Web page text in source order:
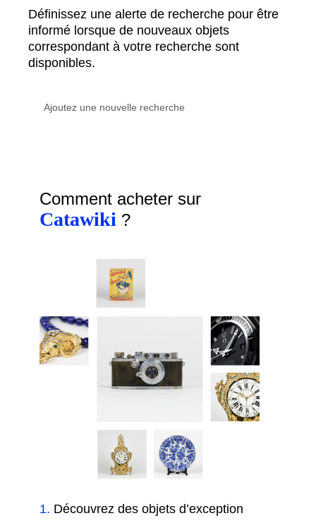
Définissez une alerte de recherche pour être
informé lorsque de nouveaux objets
correspondant à votre recherche sont
disponibles.
Comment acheter sur
Catawiki ?
1. Découvrez des objets d’exception